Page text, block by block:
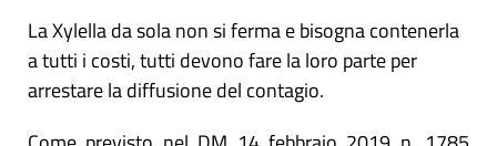
La Xylella da sola non si ferma e bisogna contenerla
a tutti i costi, tutti devono fare la loro parte per
arrestare la diffusione del contagio.